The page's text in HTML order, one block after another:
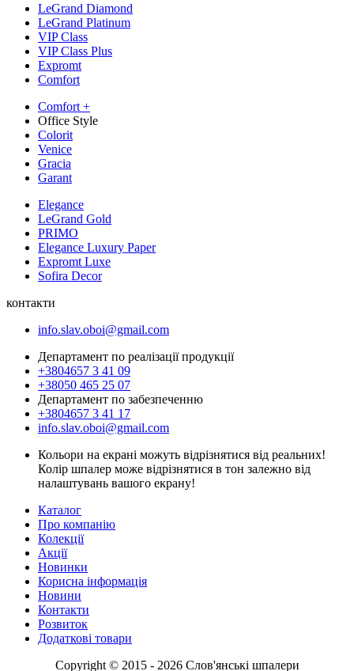
LeGrand Diamond
LeGrand Platinum
VIP Class
VIP Class Plus
Expromt
Comfort
Comfort +
Office Style
Colorit
Venice
Gracia
Garant
Elegance
LeGrand Gold
PRIMO
Elegance Luxury Paper
Expromt Luxe
Sofira Decor
контакти
info.slav.oboi@gmail.com
Департамент по реалізації продукції
+3804657 3 41 09
+38050 465 25 07
Департамент по забезпеченню
+3804657 3 41 17
info.slav.oboi@gmail.com
Кольори на екрані можуть відрізнятися від реальних!
Колір шпалер може відрізнятися в тон залежно від
налаштувань вашого екрану!
Каталог
Про компанію
Колекції
Акції
Новинки
Корисна інформація
Новини
Контакти
Розвиток
Додаткові товари
Copyright © 2015 - 2026 Слов'янські шпалери